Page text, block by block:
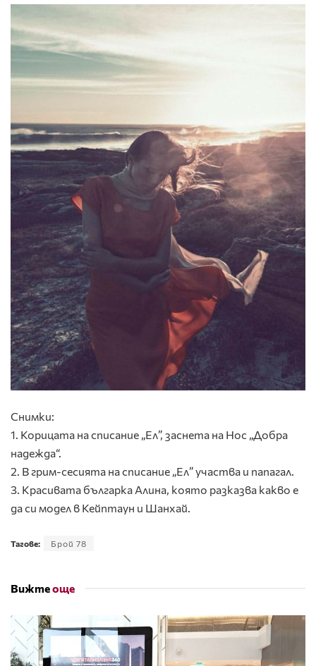
Снимки:
1. Корицата на списание „Ел”, заснета на Нос „Добра
надежда“.
2. В грим-сесията на списание „Ел” участва и папагал.
3. Красивата българка Алина, която разказва какво е
да си модел в Кейптаун и Шанхай.
Тагове: Брой 78
Вижтеоще